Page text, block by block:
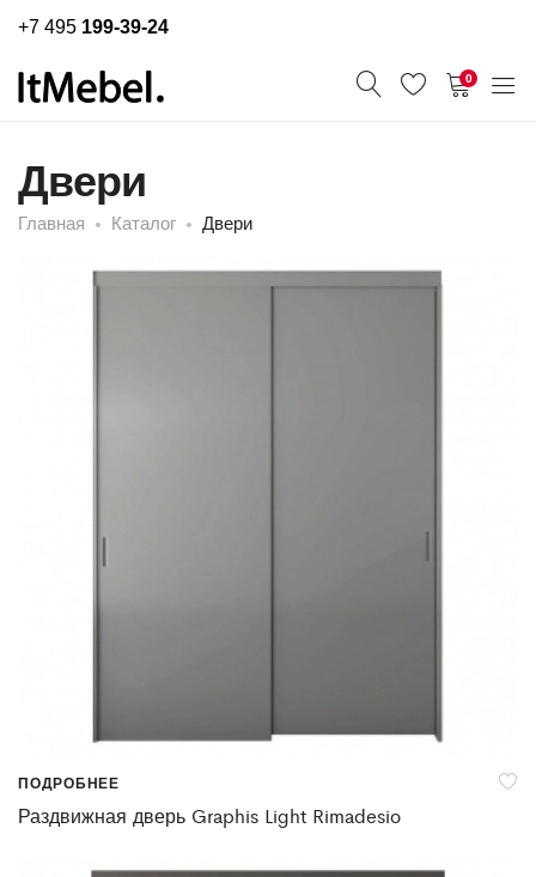
+7 495 199-39-24
0
Двери
Главная Каталог Двери
ПОДРОБНЕЕ
Раздвижная дверь Graphis Light Rimadesio